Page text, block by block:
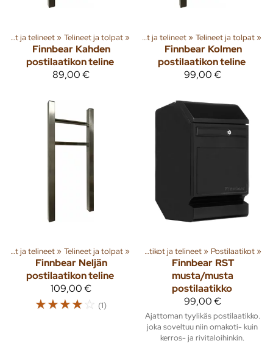
Postilaatikot ja telineet‪» Telineet ja tolpat‪»
Finnbear Kahden
postilaatikon teline
89,00 €
‪» Kiinteistötarvikkeet ‪» Postilaatikot ja telineet‪» Telineet ja tolpat‪»
Finnbear Kolmen
postilaatikon teline
99,00 €
Postilaatikot ja telineet‪» Telineet ja tolpat‪»
Finnbear Neljän
postilaatikon teline
109,00 €
☆☆☆☆☆ (1)
Pihalle‪»Kiinteistötarvikkeet‪» Postilaatikot ja telineet‪» Postilaatikot‪»
Finnbear RST
musta/musta
postilaatikko
99,00 €
Ajattoman tyylikäs postilaatikko.
joka soveltuu niin omakoti- kuin
kerros- ja rivitaloihinkin.